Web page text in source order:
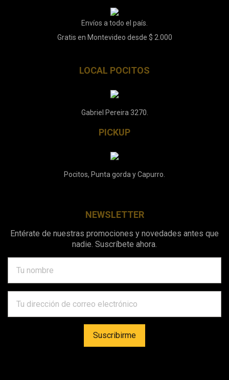
Envíos a todo el país.
Gratis en Montevideo desde $ 2.000
LOCAL POCITOS
Gabriel Pereira 3270.
PICKUP
Pocitos, Punta gorda y Capurro.
NEWSLETTER
Entérate de nuestras promociones y novedades antes que
nadie. Suscríbete ahora.